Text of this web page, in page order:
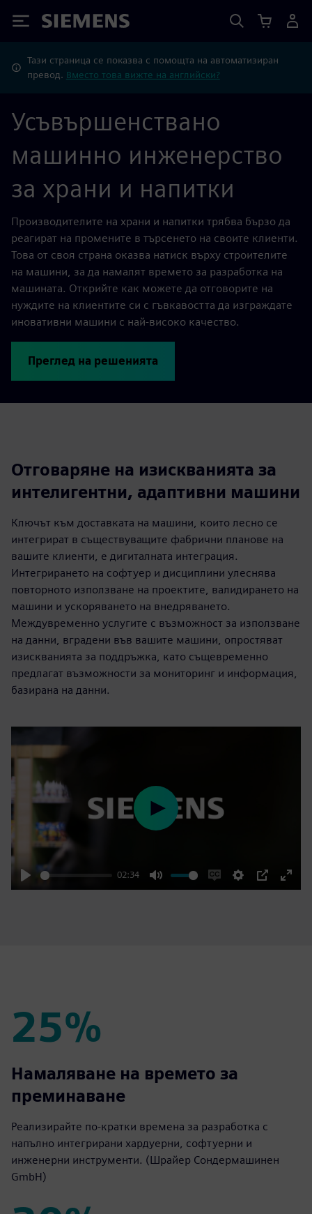
Siemens
Тази страница се показва с помощта на автоматизиран
превод. Вместо това вижте на английски?
Усъвършенствано
машинно инженерство
за храни и напитки
Производителите на храни и напитки трябва бързо да
реагират на промените в търсенето на своите клиенти.
Това от своя страна оказва натиск върху строителите
на машини, за да намалят времето за разработка на
машината. Открийте как можете да отговорите на
нуждите на клиентите си с гъвкавостта да изграждате
иновативни машини с най-високо качество.
Преглед на решенията
Отговаряне на изискванията за
интелигентни, адаптивни машини
Ключът към доставката на машини, които лесно се
интегрират в съществуващите фабрични планове на
вашите клиенти, е дигиталната интеграция.
Интегрирането на софтуер и дисциплини улеснява
повторното използване на проектите, валидирането на
машини и ускоряването на внедряването.
Междувременно услугите с възможност за използване
на данни, вградени във вашите машини, опростяват
изискванията за поддръжка, като същевременно
предлагат възможности за мониторинг и информация,
базирана на данни.
Play
02:34
Mute
EnableSettings
PIP
Enter
Play
25%
25%
Намаляване на времето за
преминаване
Реализирайте по-кратки времена за разработка с
напълно интегрирани хардуерни, софтуерни и
инженерни инструменти. (Шрайер Сондермашинен
GmbH)